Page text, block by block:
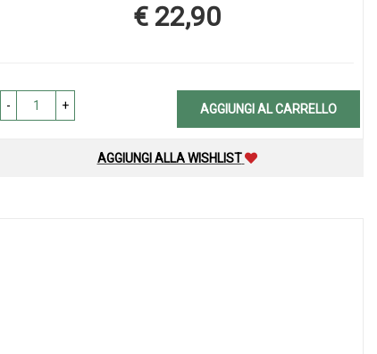
Prezzo
€ 22,90
- + AGGIUNGI AL CARRELLO
AGGIUNGI ALLA WISHLIST